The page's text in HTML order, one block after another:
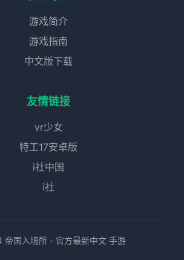
游戏简介
游戏指南
中文版下载
友情链接
vr少女
特工17安卓版
i社中国
i社
国入境所 - 官方最新中文 手游